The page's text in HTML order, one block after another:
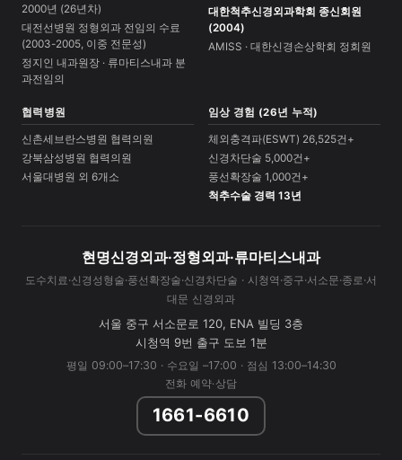
2000년 (26년차)
대전선병원 정형외과 전임의 수료
(2003-2005, 이중 전문성)
정지인 내과원장 · 류마티스내과 분
과전임의
대한척추신경외과학회 종신회원
(2004)
AMISS · 대한신경손상학회 정회원
협력병원
신촌세브란스병원 협력의원
강북삼성병원 협력의원
서울대병원 외 6개소
임상 경험 (26년 누적)
체외충격파(ESWT) 26,525건+
신경차단술 5,000건+
풍선확장술 1,000건+
척추수술 경력 13년
현명신경외과·정형외과·류마티스내과
도수치료·신경성형술·풍선확장술·신경차단술 · 시청역·중구·서소문·종로·서
대문 신경외과
서울 중구 서소문로 120, ENA 빌딩 3층
시청역 9번 출구 도보 1분
평일 09:00–17:30 · 수요일 –17:00 · 점심 13:00–14:30
전화 예약·상담
1661-6610